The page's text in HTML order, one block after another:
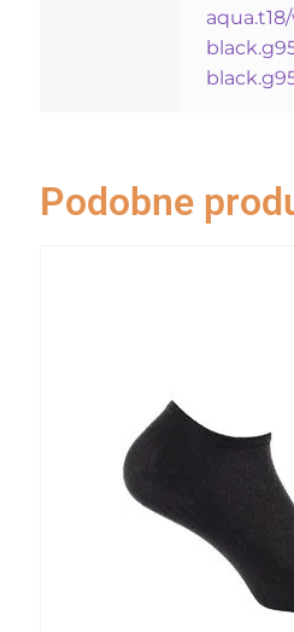
Podobne